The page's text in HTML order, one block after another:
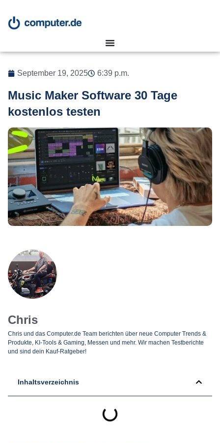
September 19, 2025 6:39 p.m.
Music Maker Software 30 Tage
kostenlos testen
Chris
Chris und das Computer.de Team berichten über neue Computer Trends &
Produkte, KI-Tools & Gaming, Messen und mehr. Wir machen Testberichte
und sind dein Kauf-Ratgeber!
Inhaltsverzeichnis